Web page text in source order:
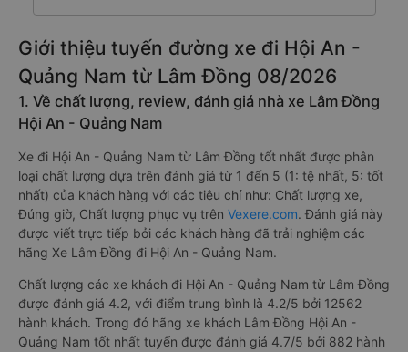
Giới thiệu tuyến đường xe đi Hội An -
Quảng Nam từ Lâm Đồng 08/2026
1. Về chất lượng, review, đánh giá nhà xe Lâm Đồng
Hội An - Quảng Nam
Xe đi Hội An - Quảng Nam từ Lâm Đồng tốt nhất được phân
loại chất lượng dựa trên đánh giá từ 1 đến 5 (1: tệ nhất, 5: tốt
nhất) của khách hàng với các tiêu chí như: Chất lượng xe,
Đúng giờ, Chất lượng phục vụ trên Vexere.com. Đánh giá này
được viết trực tiếp bởi các khách hàng đã trải nghiệm các
hãng Xe Lâm Đồng đi Hội An - Quảng Nam.
Chất lượng các xe khách đi Hội An - Quảng Nam từ Lâm Đồng
được đánh giá 4.2, với điểm trung bình là 4.2/5 bởi 12562
hành khách. Trong đó hãng xe khách Lâm Đồng Hội An -
Quảng Nam tốt nhất tuyến được đánh giá 4.7/5 bởi 882 hành